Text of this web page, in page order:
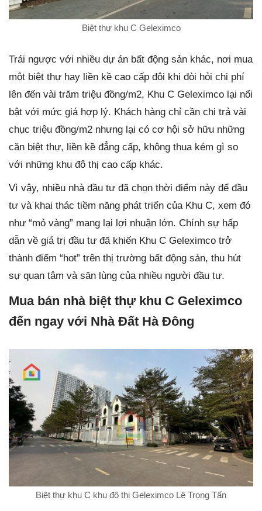
Biệt thự khu C Geleximco
Trái ngược với nhiều dự án bất động sản khác, nơi mua
một biệt thự hay liền kề cao cấp đôi khi đòi hỏi chi phí
lên đến vài trăm triệu đồng/m2, Khu C Geleximco lại nổi
bật với mức giá hợp lý. Khách hàng chỉ cần chi trả vài
chục triệu đồng/m2 nhưng lại có cơ hội sở hữu những
căn biệt thự, liền kề đẳng cấp, không thua kém gì so
với những khu đô thị cao cấp khác.
Vì vậy, nhiều nhà đầu tư đã chọn thời điểm này để đầu
tư và khai thác tiềm năng phát triển của Khu C, xem đó
như “mỏ vàng” mang lại lợi nhuận lớn. Chính sự hấp
dẫn về giá trị đầu tư đã khiến Khu C Geleximco trở
thành điểm “hot” trên thị trường bất động sản, thu hút
sự quan tâm và săn lùng của nhiều người đầu tư.
Mua bán nhà biệt thự khu C Geleximco
đến ngay với Nhà Đất Hà Đông
Biệt thự khu C khu đô thị Geleximco Lê Trọng Tấn